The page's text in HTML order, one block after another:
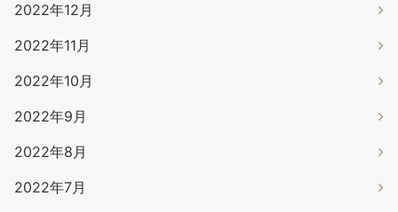
2022年12月
2022年11月
2022年10月
2022年9月
2022年8月
2022年7月